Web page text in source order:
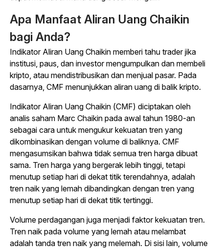
Apa Manfaat Aliran Uang Chaikin
bagi Anda?
Indikator Aliran Uang Chaikin memberi tahu trader jika
institusi, paus, dan investor mengumpulkan dan membeli
kripto, atau mendistribusikan dan menjual pasar. Pada
dasarnya, CMF menunjukkan aliran uang di balik kripto.
Indikator Aliran Uang Chaikin (CMF) diciptakan oleh
analis saham Marc Chaikin pada awal tahun 1980-an
sebagai cara untuk mengukur kekuatan tren yang
dikombinasikan dengan volume di baliknya. CMF
mengasumsikan bahwa tidak semua tren harga dibuat
sama. Tren harga yang bergerak lebih tinggi, tetapi
menutup setiap hari di dekat titik terendahnya, adalah
tren naik yang lemah dibandingkan dengan tren yang
menutup setiap hari di dekat titik tertinggi.
Volume perdagangan juga menjadi faktor kekuatan tren.
Tren naik pada volume yang lemah atau melambat
adalah tanda tren naik yang melemah. Di sisi lain, volume